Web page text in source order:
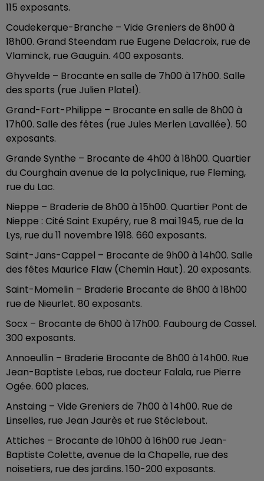
115 exposants.
Coudekerque-Branche – Vide Greniers de 8h00 à
18h00. Grand Steendam rue Eugene Delacroix, rue de
Vlaminck, rue Gauguin. 400 exposants.
Ghyvelde – Brocante en salle de 7h00 à 17h00. Salle
des sports (rue Julien Platel).
Grand-Fort-Philippe – Brocante en salle de 8h00 à
17h00. Salle des fêtes (rue Jules Merlen Lavallée). 50
exposants.
Grande Synthe – Brocante de 4h00 à 18h00. Quartier
du Courghain avenue de la polyclinique, rue Fleming,
rue du Lac.
Nieppe – Braderie de 8h00 à 15h00. Quartier Pont de
Nieppe : Cité Saint Exupéry, rue 8 mai 1945, rue de la
Lys, rue du 11 novembre 1918. 660 exposants.
Saint-Jans-Cappel – Brocante de 9h00 à 14h00. Salle
des fêtes Maurice Flaw (Chemin Haut). 20 exposants.
Saint-Momelin – Braderie Brocante de 8h00 à 18h00
rue de Nieurlet. 80 exposants.
Socx – Brocante de 6h00 à 17h00. Faubourg de Cassel.
300 exposants.
Annoeullin – Braderie Brocante de 8h00 à 14h00. Rue
Jean-Baptiste Lebas, rue docteur Falala, rue Pierre
Ogée. 600 places.
Anstaing – Vide Greniers de 7h00 à 14h00. Rue de
Linselles, rue Jean Jaurès et rue Stéclebout.
Attiches – Brocante de 10h00 à 16h00 rue Jean-
Baptiste Colette, avenue de la Chapelle, rue des
noisetiers, rue des jardins. 150-200 exposants.